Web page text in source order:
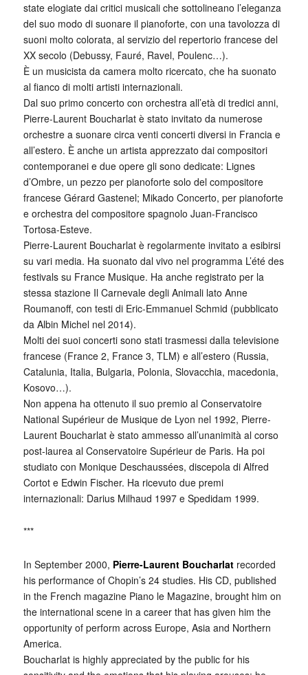
state elogiate dai critici musicali che sottolineano l’eleganza
del suo modo di suonare il pianoforte, con una tavolozza di
suoni molto colorata, al servizio del repertorio francese del
XX secolo (Debussy, Fauré, Ravel, Poulenc…).
È un musicista da camera molto ricercato, che ha suonato
al fianco di molti artisti internazionali.
Dal suo primo concerto con orchestra all’età di tredici anni,
Pierre-Laurent Boucharlat è stato invitato da numerose
orchestre a suonare circa venti concerti diversi in Francia e
all’estero. È anche un artista apprezzato dai compositori
contemporanei e due opere gli sono dedicate: Lignes
d’Ombre, un pezzo per pianoforte solo del compositore
francese Gérard Gastenel; Mikado Concerto, per pianoforte
e orchestra del compositore spagnolo Juan-Francisco
Tortosa-Esteve.
Pierre-Laurent Boucharlat è regolarmente invitato a esibirsi
su vari media. Ha suonato dal vivo nel programma L’été des
festivals su France Musique. Ha anche registrato per la
stessa stazione Il Carnevale degli Animali lato Anne
Roumanoff, con testi di Eric-Emmanuel Schmid (pubblicato
da Albin Michel nel 2014).
Molti dei suoi concerti sono stati trasmessi dalla televisione
francese (France 2, France 3, TLM) e all’estero (Russia,
Catalunia, Italia, Bulgaria, Polonia, Slovacchia, macedonia,
Kosovo…).
Non appena ha ottenuto il suo premio al Conservatoire
National Supérieur de Musique de Lyon nel 1992, Pierre-
Laurent Boucharlat è stato ammesso all’unanimità al corso
post-laurea al Conservatoire Supérieur de Paris. Ha poi
studiato con Monique Deschaussées, discepola di Alfred
Cortot e Edwin Fischer. Ha ricevuto due premi
internazionali: Darius Milhaud 1997 e Spedidam 1999.
***
In September 2000, Pierre-Laurent Boucharlatrecorded
his performance of Chopin’s 24 studies. His CD, published
in the French magazine Piano le Magazine, brought him on
the international scene in a career that has given him the
opportunity of perform across Europe, Asia and Northern
America.
Boucharlat is highly appreciated by the public for his